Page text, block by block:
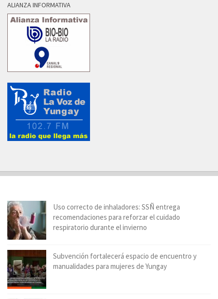
ALIANZA INFORMATIVA
Uso correcto de inhaladores: SSÑ entrega
recomendaciones para reforzar el cuidado
respiratorio durante el invierno
Subvención fortalecerá espacio de encuentro y
manualidades para mujeres de Yungay